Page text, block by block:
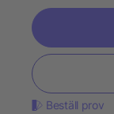
Beställ prov